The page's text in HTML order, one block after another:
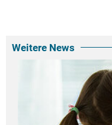
Weitere News